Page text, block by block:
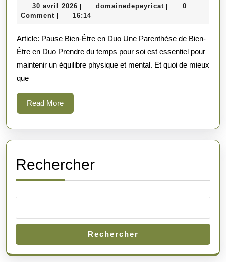
Une
30 avril 2026 30
avril
domainedepeyricat
0
Comment
16:14
Article: Pause Bien-Être en Duo Une Parenthèse de Bien-
Être en Duo Prendre du temps pour soi est essentiel pour
maintenir un équilibre physique et mental. Et quoi de mieux
que
Read MoreRead
More
Rechercher
Rechercher